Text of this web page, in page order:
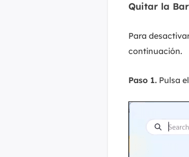
Quitar la
Para
continuación.
Paso 1. Pulsa